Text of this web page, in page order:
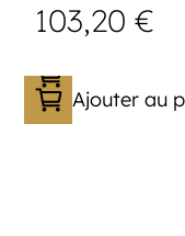
103,20€
Ajouter au